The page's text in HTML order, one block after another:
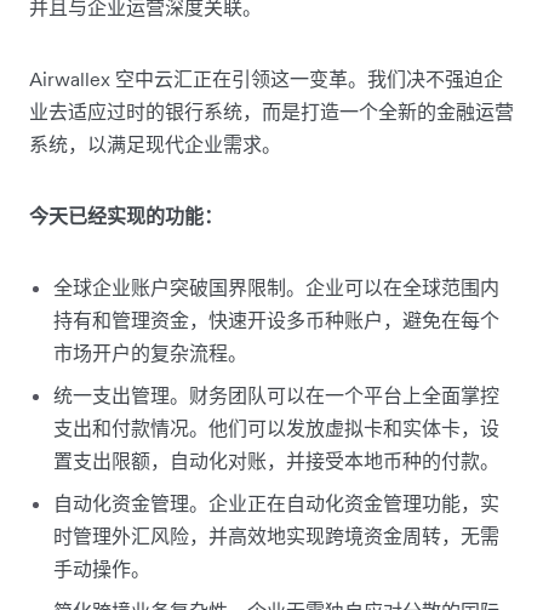
并且与企业运营深度关联。
Airwallex 空中云汇正在引领这一变革。我们决不强迫企
业去适应过时的银行系统，而是打造一个全新的金融运营
系统，以满足现代企业需求。
今天已经实现的功能：
全球企业账户突破国界限制。企业可以在全球范围内
持有和管理资金，快速开设多币种账户，避免在每个
市场开户的复杂流程。
统一支出管理。财务团队可以在一个平台上全面掌控
支出和付款情况。他们可以发放虚拟卡和实体卡，设
置支出限额，自动化对账，并接受本地币种的付款。
自动化资金管理。企业正在自动化资金管理功能，实
时管理外汇风险，并高效地实现跨境资金周转，无需
手动操作。